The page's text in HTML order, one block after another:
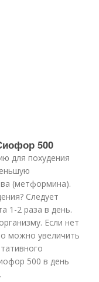
500
для похудения
(метформина).
Следует
1-2 раза в день.
Если нет
можно увеличить
500 в день